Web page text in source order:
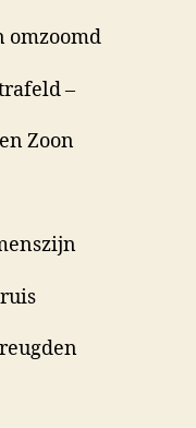
omzoomd
–
Zoon